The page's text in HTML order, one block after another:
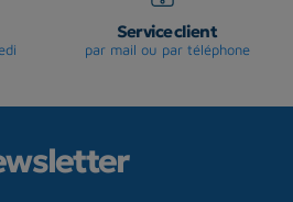
Service client
par mail ou par téléphone